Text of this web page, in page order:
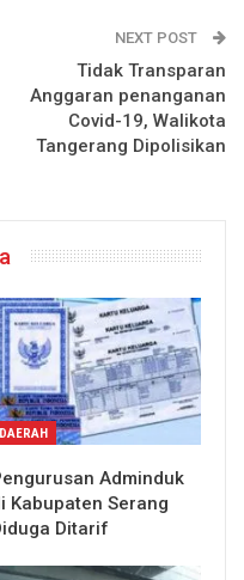
NEXT POST
Tidak Transparan
Anggaran penanganan
Covid-19, Walikota
Tangerang Dipolisikan
DAERAH
Adminduk
Kabupaten Serang
Ditarif